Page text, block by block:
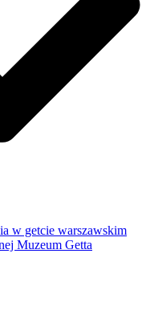
w getcie warszawskim
Muzeum Getta